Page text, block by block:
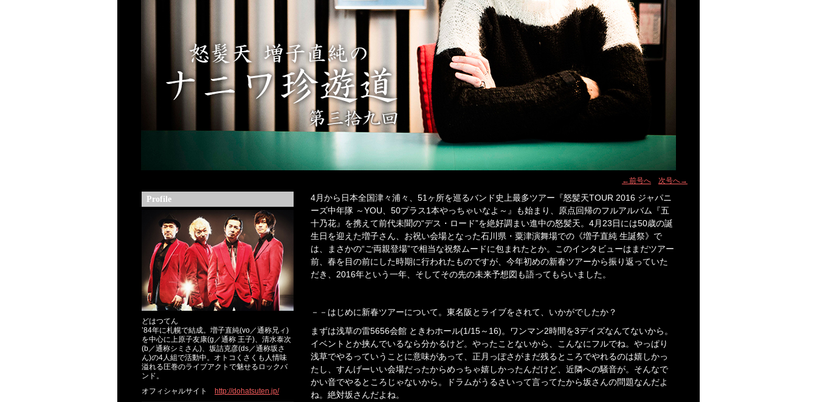
←前号へ 次号へ→
4月から日本全国津々浦々、51ヶ所を巡るバンド史上最多ツアー『怒髪天TOUR 2016 ジャパニ
ーズ中年隊 ～YOU、50プラス1本やっちゃいなよ～』も始まり、原点回帰のフルアルバム『五
十乃花』を携えて前代未聞の“デス・ロード”を絶好調まい進中の怒髪天。4月23日には50歳の誕
生日を迎えた増子さん、お祝い会場となった石川県・粟津演舞場での《増子直純 生誕祭》で
は、まさかの“ご両親登場”で相当な祝祭ムードに包まれたとか。このインタビューはまだツアー
前、春を目の前にした時期に行われたものですが、今年初めの新春ツアーから振り返っていた
だき、2016年という一年、そしてその先の未来予想図も語ってもらいました。
－－はじめに新春ツアーについて。東名阪とライブをされて、いかがでしたか？
まずは浅草の雷5656会館 ときわホール(1/15～16)。ワンマン2時間を3デイズなんてないから。
イベントとか挟んでいるなら分かるけど。やったことないから、こんなにフルでね。やっぱり
浅草でやるっていうことに意味があって、正月っぽさがまだ残るところでやれるのは嬉しかっ
たし、すんげーいい会場だったからめっちゃ嬉しかったんだけど、近隣への騒音が。そんなで
かい音でやるところじゃないから。ドラムがうるさいって言ってたから坂さんの問題なんだよ
ね。絶対坂さんだよね。
Profile
どはつてん
’84年に札幌で結成。増子直純(vo／通称兄ィ)
を中心に上原子友康(g／通称 王子)、清水泰次
(b／通称シミさん)、坂詰克彦(ds／通称坂さ
ん)の4人組で活動中。オトコくさくも人情味
溢れる圧巻のライブアクトで魅せるロックバ
ンド。
オフィシャルサイト http://dohatsuten.jp/